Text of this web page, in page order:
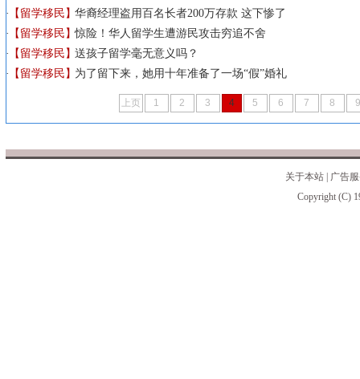
【留学移民】华裔经理盗用百名长者200万存款 这下惨了
【留学移民】惊险！华人留学生遭游民攻击穷追不舍
【留学移民】送孩子留学毫无意义吗？
【留学移民】为了留下来，她用十年准备了一场“假”婚礼
上页 1 2 3 4 5 6 7 8 9
关于本站
广告
Copyright (C)